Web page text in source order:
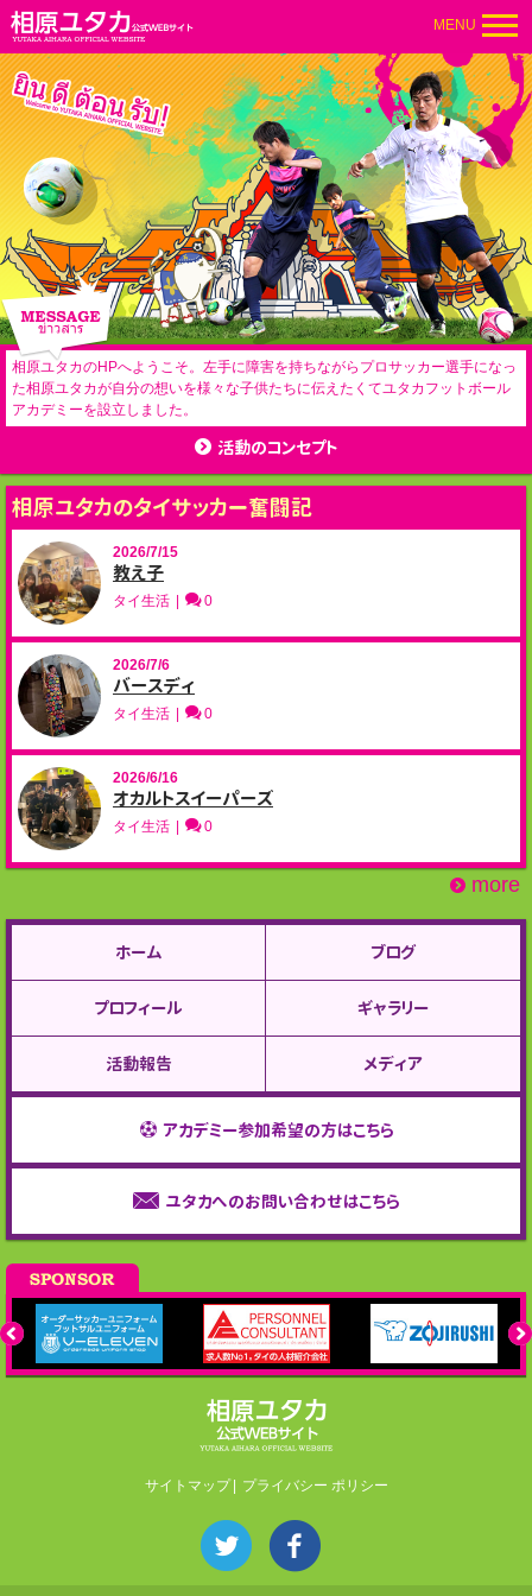
MENU
相原ユタカのHPへようこそ。左手に障害を持ちながらプロサッカー選手になっ
た相原ユタカが自分の想いを様々な子供たちに伝えたくてユタカフットボール
アカデミーを設立しました。
活動のコンセプト
相原ユタカのタイサッカー奮闘記
2026/7/15
教え子
タイ生活 0
2026/7/6
バースディ
タイ生活 0
2026/6/16
オカルトスイーパーズ
タイ生活 0
more
ホーム ブログ
プロフィール ギャラリー
活動報告 メディア
アカデミー参加希望の方はこちら
ユタカへのお問い合わせはこちら
サイトマップ プライバシー ポリシー
ホーム
ブログ
プロフィール
ギャラリー
活動報告
メディア
お問い合わせ